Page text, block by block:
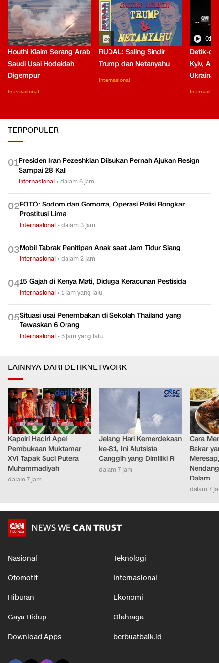
Houthi Klaim Serang Arab
Saudi Usai Hodeidah
Digempur
Internasional
RUDAL: Saling Sindir
Trump dan Netanyahu
Internasional
Detik-
Kyiv,
Ukraina
TERPOPULER
01Presiden Iran Pezeshkian Diisukan Pernah Ajukan Resign
Sampai 28 Kali
Internasional •dalam 6 jam
02FOTO: Sodom dan Gomorra, Operasi Polisi Bongkar
Prostitusi Lima
Internasional •dalam 3 jam
03Mobil Tabrak Penitipan Anak saat Jam Tidur Siang
Internasional •dalam 2 jam
0415 Gajah di Kenya Mati, Diduga Keracunan Pestisida
Internasional •1 jam yang lalu
05Situasi usai Penembakan di Sekolah Thailand yang
Tewaskan 6 Orang
Internasional • 5 jam yang lalu
LAINNYA DARI DETIKNETWORK
Kapolri Hadiri Apel
Pembukaan Muktamar
XVI Tapak Suci Putera
Muhammadiyah
dalam 7 jam
Jelang Hari Kemerdekaan
ke-81, Ini Alutsista
Canggih yang Dimiliki RI
dalam 7 jam
Cara
Bakar
Dalam
dalam 7
Nasional Teknologi
Otomotif Internasional
Hiburan Ekonomi
Gaya Hidup Olahraga
Download Apps berbuatbaik.id